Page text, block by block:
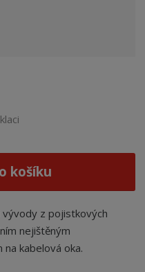
košíku
z pojistkových
nejištěným
kabelová oka.